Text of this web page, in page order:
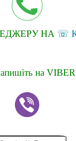
НА ☏
на VIBER